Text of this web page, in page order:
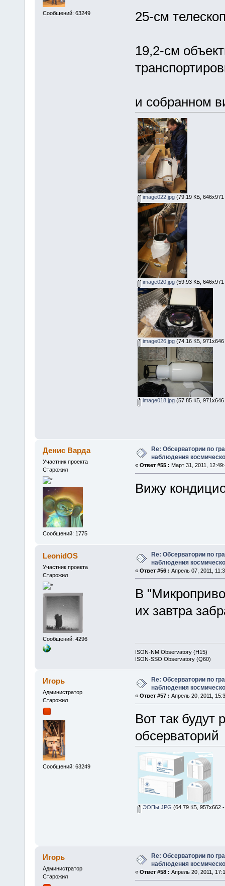
Сообщений: 63249 25-см
19,2-см
и собранном
image022.jpg(79.19 КБ, 646x971
image020.jpg(59.93 КБ, 646x971
image026.jpg(74.16 КБ, 971x646
image018.jpg(57.85 КБ, 971x646
Денис Варда
Участник проекта
Старожил
Сообщений: 1775
Re: Обсерватории по
наблюдения
« Ответ #55 : Март 31, 2011,
Вижу
LeonidOS
Участник проекта
Старожил
Сообщений: 4296
Re: Обсерватории по
наблюдения
« Ответ #56 : Апрель 07, 2011,
В
их завтра
ISON-NM Observatory (H15)
ISON-SSO Observatory (Q60)
Игорь
Администратор
Старожил
Сообщений: 63249
Re: Обсерватории по
наблюдения
« Ответ #57 : Апрель 20, 2011,
Вот так
обсерваторий
ЭОПы.JPG (64.79 КБ, 957x662
Игорь
Администратор
Старожил
Re: Обсерватории по
наблюдения
« Ответ #58 : Апрель 20, 2011,